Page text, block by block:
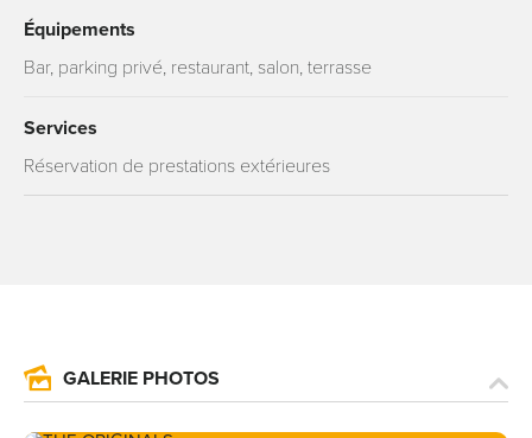
Équipements
Bar, parking privé, restaurant, salon, terrasse
Services
Réservation de prestations extérieures
GALERIE PHOTOS